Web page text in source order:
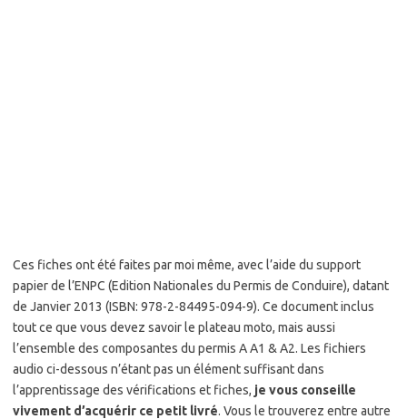
Ces fiches ont été faites par moi même, avec l’aide du support
papier de l’ENPC (Edition Nationales du Permis de Conduire), datant
de Janvier 2013 (ISBN: 978-2-84495-094-9). Ce document inclus
tout ce que vous devez savoir le plateau moto, mais aussi
l’ensemble des composantes du permis A A1 & A2. Les fichiers
audio ci-dessous n’étant pas un élément suffisant dans
l’apprentissage des vérifications et fiches, je vous conseille
vivement d’acquérir ce petit livré. Vous le trouverez entre autre